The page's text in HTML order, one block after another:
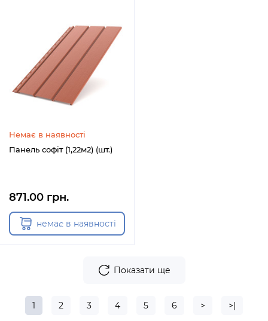
Немає в наявності
Панель софіт (1,22м2) (шт.)
871.00 грн.
немає в наявності
Показати ще
1 2 3 4 5 6 > >|